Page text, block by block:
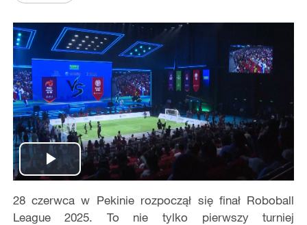
Play
Video
28 czerwca w Pekinie rozpoczął się finał Roboball
League 2025. To nie tylko pierwszy turniej